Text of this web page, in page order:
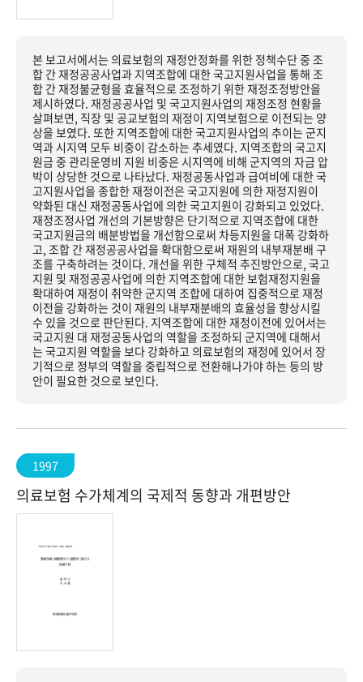
본 보고서에서는 의료보험의 재정안정화를 위한 정책수단 중 조
합 간 재정공공사업과 지역조합에 대한 국고지원사업을 통해 조
합 간 재정불균형을 효율적으로 조정하기 위한 재정조정방안을
제시하였다. 재정공공사업 및 국고지원사업의 재정조정 현황을
살펴보면, 직장 및 공교보험의 재정이 지역보험으로 이전되는 양
상을 보였다. 또한 지역조합에 대한 국고지원사업의 추이는 군지
역과 시지역 모두 비중이 감소하는 추세였다. 지역조합의 국고지
원금 중 관리운영비 지원 비중은 시지역에 비해 군지역의 자금 압
박이 상당한 것으로 나타났다. 재정공동사업과 급여비에 대한 국
고지원사업을 종합한 재정이전은 국고지원에 의한 재정지원이
약화된 대신 재정공동사업에 의한 국고지원이 강화되고 있었다.
재정조정사업 개선의 기본방향은 단기적으로 지역조합에 대한
국고지원금의 배분방법을 개선함으로써 차등지원을 대폭 강화하
고, 조합 간 재정공공사업을 확대함으로써 재원의 내부재분배 구
조를 구축하려는 것이다. 개선을 위한 구체적 추진방안으로, 국고
지원 및 재정공공사업에 의한 지역조합에 대한 보험재정지원을
확대하여 재정이 취약한 군지역 조합에 대하여 집중적으로 재정
이전을 강화하는 것이 재원의 내부재분배의 효율성을 향상시킬
수 있을 것으로 판단된다. 지역조합에 대한 재정이전에 있어서는
국고지원 대 재정공동사업의 역할을 조정하되 군지역에 대해서
는 국고지원 역할을 보다 강화하고 의료보험의 재정에 있어서 장
기적으로 정부의 역할을 중립적으로 전환해나가야 하는 등의 방
안이 필요한 것으로 보인다.
1997
의료보험 수가체계의 국제적 동향과 개편방안